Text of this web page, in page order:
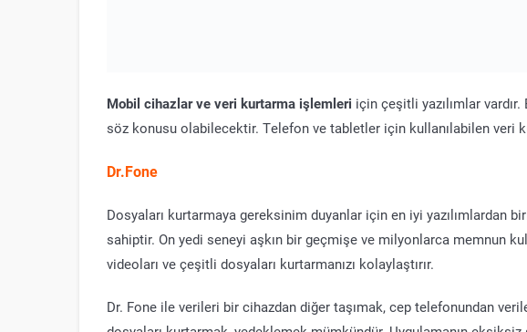
Mobil cihazlar ve veri kurtarma işlemleri için çeşitli yazılımlar
söz konusu olabilecektir. Telefon ve tabletler için kullanılabilen veri
Dr.Fone
Dosyaları kurtarmaya gereksinim duyanlar için en iyi yazılımlardan
sahiptir. On yedi seneyi aşkın bir geçmişe ve milyonlarca memnun
videoları ve çeşitli dosyaları kurtarmanızı kolaylaştırır.
Dr. Fone ile verileri bir cihazdan diğer taşımak, cep telefonundan